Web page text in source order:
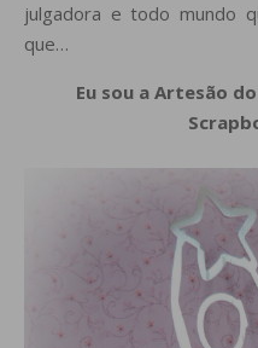
julgadora e todo mundo
que…
Eu sou a Artesão